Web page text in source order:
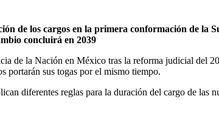
los cargos en la primera conformación de la
concluirá en 2039
de la Nación en México tras la reforma judicial del
portarán sus togas por el mismo tiempo.
diferentes reglas para la duración del cargo de las